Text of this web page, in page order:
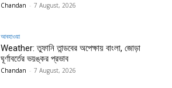
Chandan - 7 August, 2026
আবহাওয়া
Weather: তুফানি তান্ডবের অপেক্ষায় বাংলা, জোড়া
ঘূর্ণাবর্তের ভয়ঙ্কর প্রভাব
Chandan - 7 August, 2026